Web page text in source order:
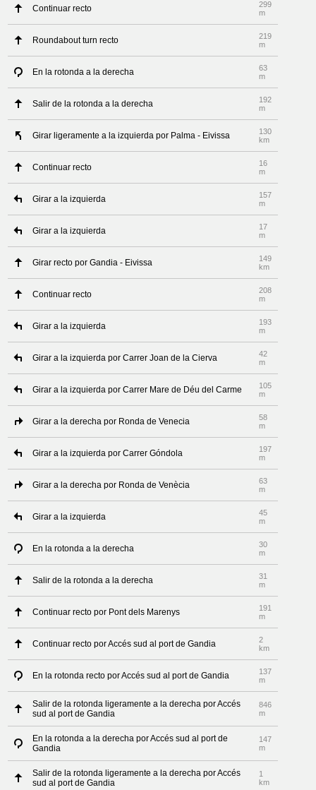
Continuar recto
299
m
Roundabout turn recto
219
m
En la rotonda a la derecha
63
m
Salir de la rotonda a la derecha
192
m
Girar ligeramente a la izquierda por Palma - Eivissa
130
km
Continuar recto
16
m
Girar a la izquierda
157
m
Girar a la izquierda
17
m
Girar recto por Gandia - Eivissa
149
km
Continuar recto
208
m
Girar a la izquierda
193
m
Girar a la izquierda por Carrer Joan de la Cierva
42
m
Girar a la izquierda por Carrer Mare de Déu del Carme
105
m
Girar a la derecha por Ronda de Venecia
58
m
Girar a la izquierda por Carrer Góndola
197
m
Girar a la derecha por Ronda de Venècia
63
m
Girar a la izquierda
45
m
En la rotonda a la derecha
30
m
Salir de la rotonda a la derecha
31
m
Continuar recto por Pont dels Marenys
191
m
Continuar recto por Accés sud al port de Gandia
2
km
En la rotonda recto por Accés sud al port de Gandia
137
m
Salir de la rotonda ligeramente a la derecha por Accés
sud al port de Gandia
846
m
En la rotonda a la derecha por Accés sud al port de
Gandia
147
m
Salir de la rotonda ligeramente a la derecha por Accés
sud al port de Gandia
1
km